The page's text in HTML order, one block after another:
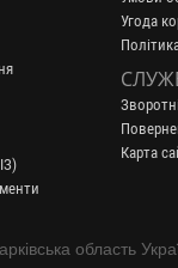
Угода
Карта
область